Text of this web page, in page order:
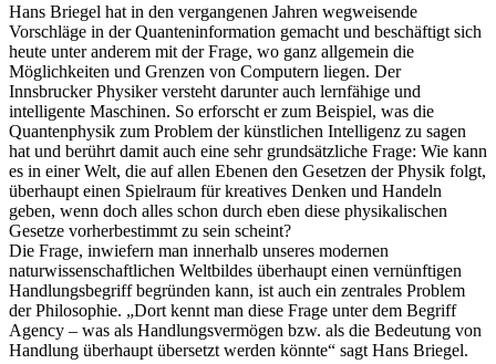
Hans Briegel hat in den vergangenen Jahren wegweisende
Vorschläge in der Quanteninformation gemacht und beschäftigt sich
heute unter anderem mit der Frage, wo ganz allgemein die
Möglichkeiten und Grenzen von Computern liegen. Der
Innsbrucker Physiker versteht darunter auch lernfähige und
intelligente Maschinen. So erforscht er zum Beispiel, was die
Quantenphysik zum Problem der künstlichen Intelligenz zu sagen
hat und berührt damit auch eine sehr grundsätzliche Frage: Wie kann
es in einer Welt, die auf allen Ebenen den Gesetzen der Physik folgt,
überhaupt einen Spielraum für kreatives Denken und Handeln
geben, wenn doch alles schon durch eben diese physikalischen
Gesetze vorherbestimmt zu sein scheint?
Die Frage, inwiefern man innerhalb unseres modernen
naturwissenschaftlichen Weltbildes überhaupt einen vernünftigen
Handlungsbegriff begründen kann, ist auch ein zentrales Problem
der Philosophie. „Dort kennt man diese Frage unter dem Begriff
Agency – was als Handlungsvermögen bzw. als die Bedeutung von
Handlung überhaupt übersetzt werden könnte“ sagt Hans Briegel.